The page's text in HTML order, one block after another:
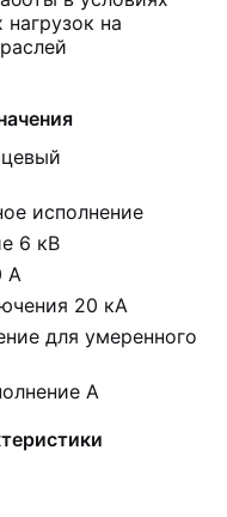
на
исполнение
6 кВ
А
20 кА
для умеренного
А